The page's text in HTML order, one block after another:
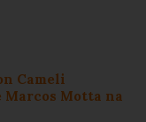
Cameli
Marcos Motta na